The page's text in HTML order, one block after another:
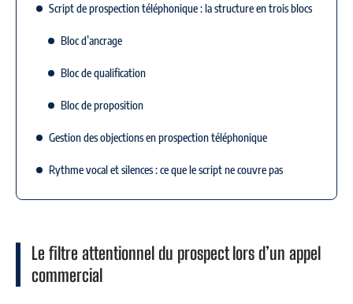
Script de prospection téléphonique : la structure en trois blocs
Bloc d’ancrage
Bloc de qualification
Bloc de proposition
Gestion des objections en prospection téléphonique
Rythme vocal et silences : ce que le script ne couvre pas
Le filtre attentionnel du prospect lors d’un appel
commercial